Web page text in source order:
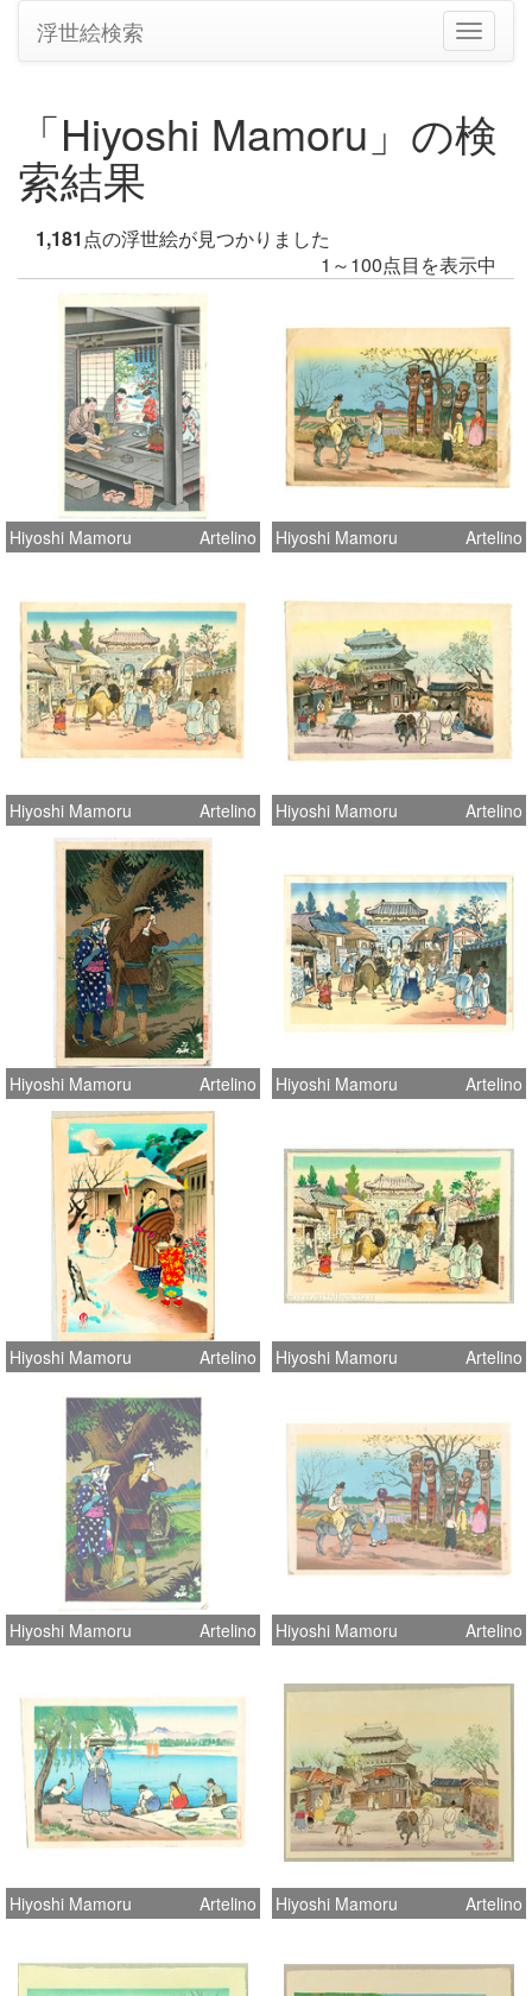
ナ
ビ
シ
ョ
替
浮世絵検索
「Hiyoshi Mamoru」の検
索結果
1,181 点の浮世絵が見つかりました
1～100点目を表示中
Hiyoshi Mamoru Artelino Hiyoshi Mamoru Artelino
Hiyoshi Mamoru Artelino Hiyoshi Mamoru Artelino
Hiyoshi Mamoru Artelino Hiyoshi Mamoru Artelino
Hiyoshi Mamoru Artelino Hiyoshi Mamoru Artelino
Hiyoshi Mamoru Artelino Hiyoshi Mamoru Artelino
Hiyoshi Mamoru Artelino Hiyoshi Mamoru Artelino